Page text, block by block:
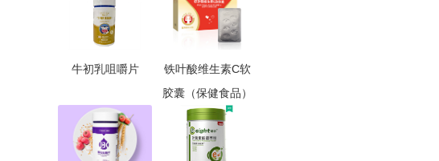
牛初乳咀嚼片
铁叶酸维生素C软
胶囊（保健食品）